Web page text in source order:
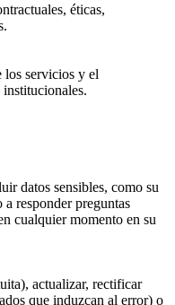
éticas,
los servicios y el
datos sensibles, como su
responder preguntas
cualquier momento en su
actualizar, rectificar
que induzcan al error) o